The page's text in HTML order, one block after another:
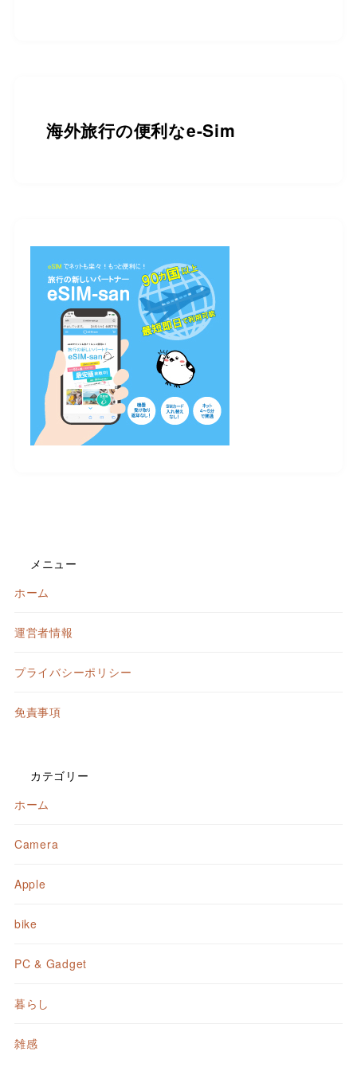
海外旅行の便利なe-Sim
メニュー
ホーム
運営者情報
プライバシーポリシー
免責事項
カテゴリー
ホーム
Camera
Apple
bike
PC & Gadget
暮らし
雑感